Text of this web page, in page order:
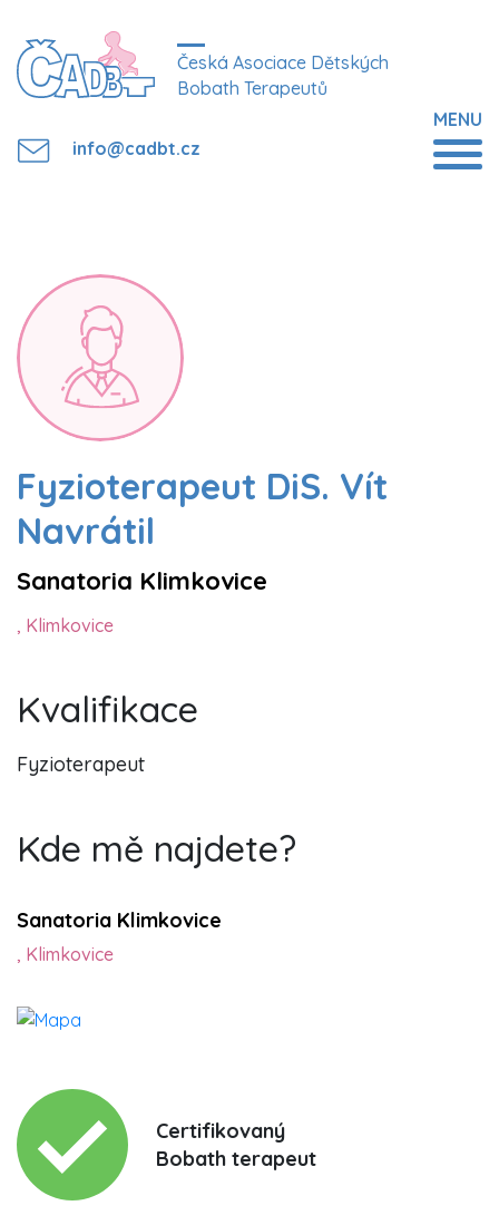
Česká Asociace Dětských
Bobath Terapeutů
info@cadbt.cz
MENU
Fyzioterapeut DiS. Vít
Navrátil
Sanatoria Klimkovice
, Klimkovice
Kvalifikace
Fyzioterapeut
Kde mě najdete?
Sanatoria Klimkovice
, Klimkovice
Certifikovaný
Bobath terapeut